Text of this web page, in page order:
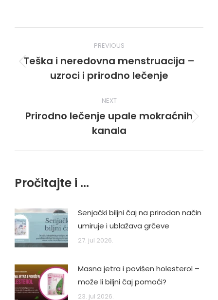
navigation
PREVIOUS
Previous
post:
Teška i neredovna menstruacija –
uzroci i prirodno lečenje
NEXT
Next
post:
Prirodno lečenje upale mokraćnih
kanala
Pročitajte i ...
Senjački biljni čaj na prirodan način
umiruje i ublažava grčeve
27. jul 2026.
Masna jetra i povišen holesterol –
može li biljni čaj pomoći?
23. jul 2026.